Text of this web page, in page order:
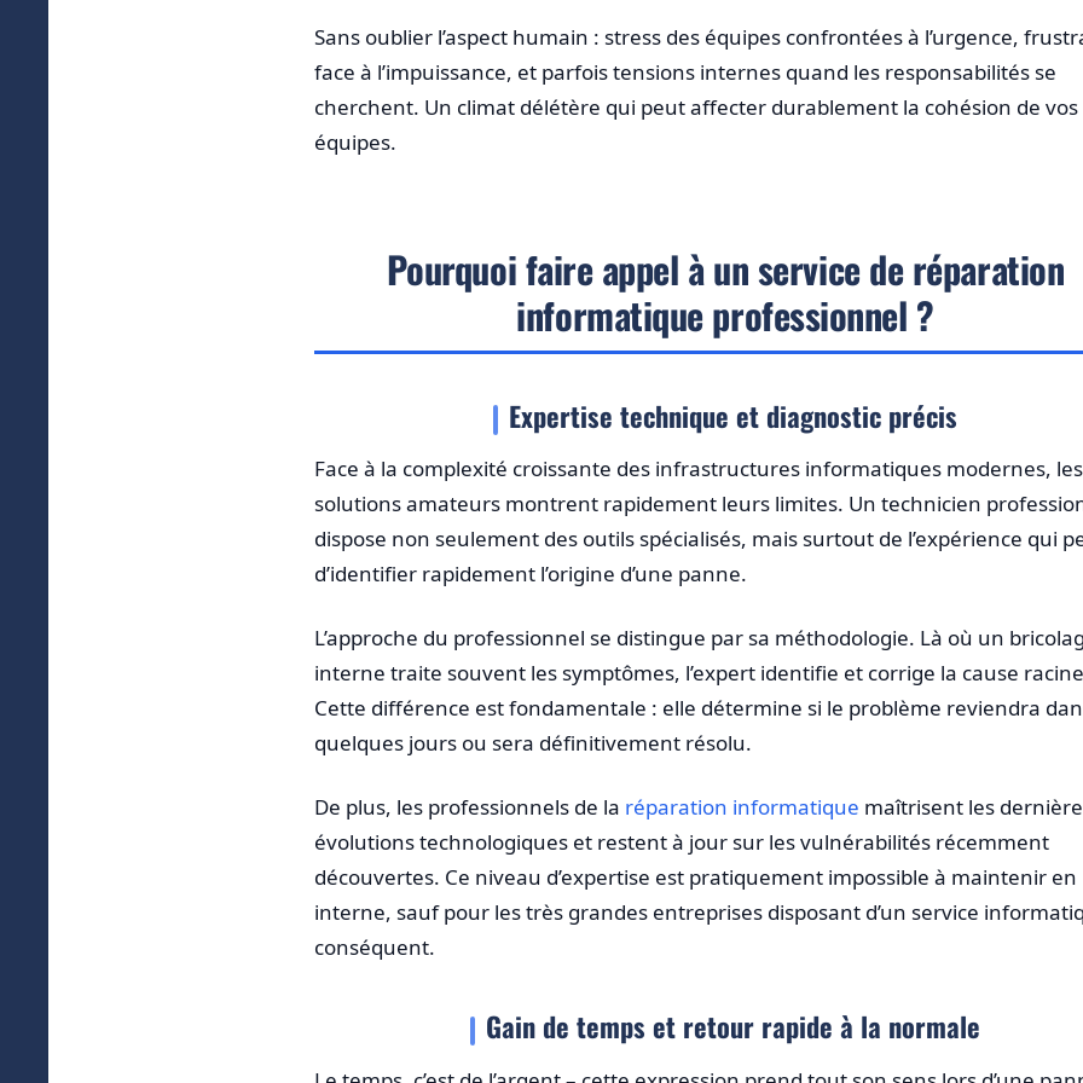
Sans oublier l’aspect humain : stress des équipes confrontées à l’urgence,
face à l’impuissance, et parfois tensions internes quand les responsabilités se
cherchent. Un climat délétère qui peut affecter durablement la cohésion de vos
équipes.
Pourquoi faire appel à un service de réparation
informatique professionnel ?
Expertise technique et diagnostic précis
Face à la complexité croissante des infrastructures informatiques modernes, les
solutions amateurs montrent rapidement leurs limites. Un technicien
dispose non seulement des outils spécialisés, mais surtout de l’expérience qui
d’identifier rapidement l’origine d’une panne.
L’approche du professionnel se distingue par sa méthodologie. Là où un
interne traite souvent les symptômes, l’expert identifie et corrige la cause
Cette différence est fondamentale : elle détermine si le problème reviendra
quelques jours ou sera définitivement résolu.
De plus, les professionnels de la réparation informatique maîtrisent les
évolutions technologiques et restent à jour sur les vulnérabilités récemment
découvertes. Ce niveau d’expertise est pratiquement impossible à maintenir en
interne, sauf pour les très grandes entreprises disposant d’un service
conséquent.
Gain de temps et retour rapide à la normale